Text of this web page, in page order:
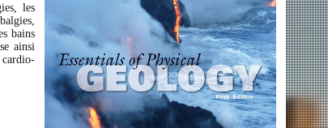
les
bains
ainsi
cardio-